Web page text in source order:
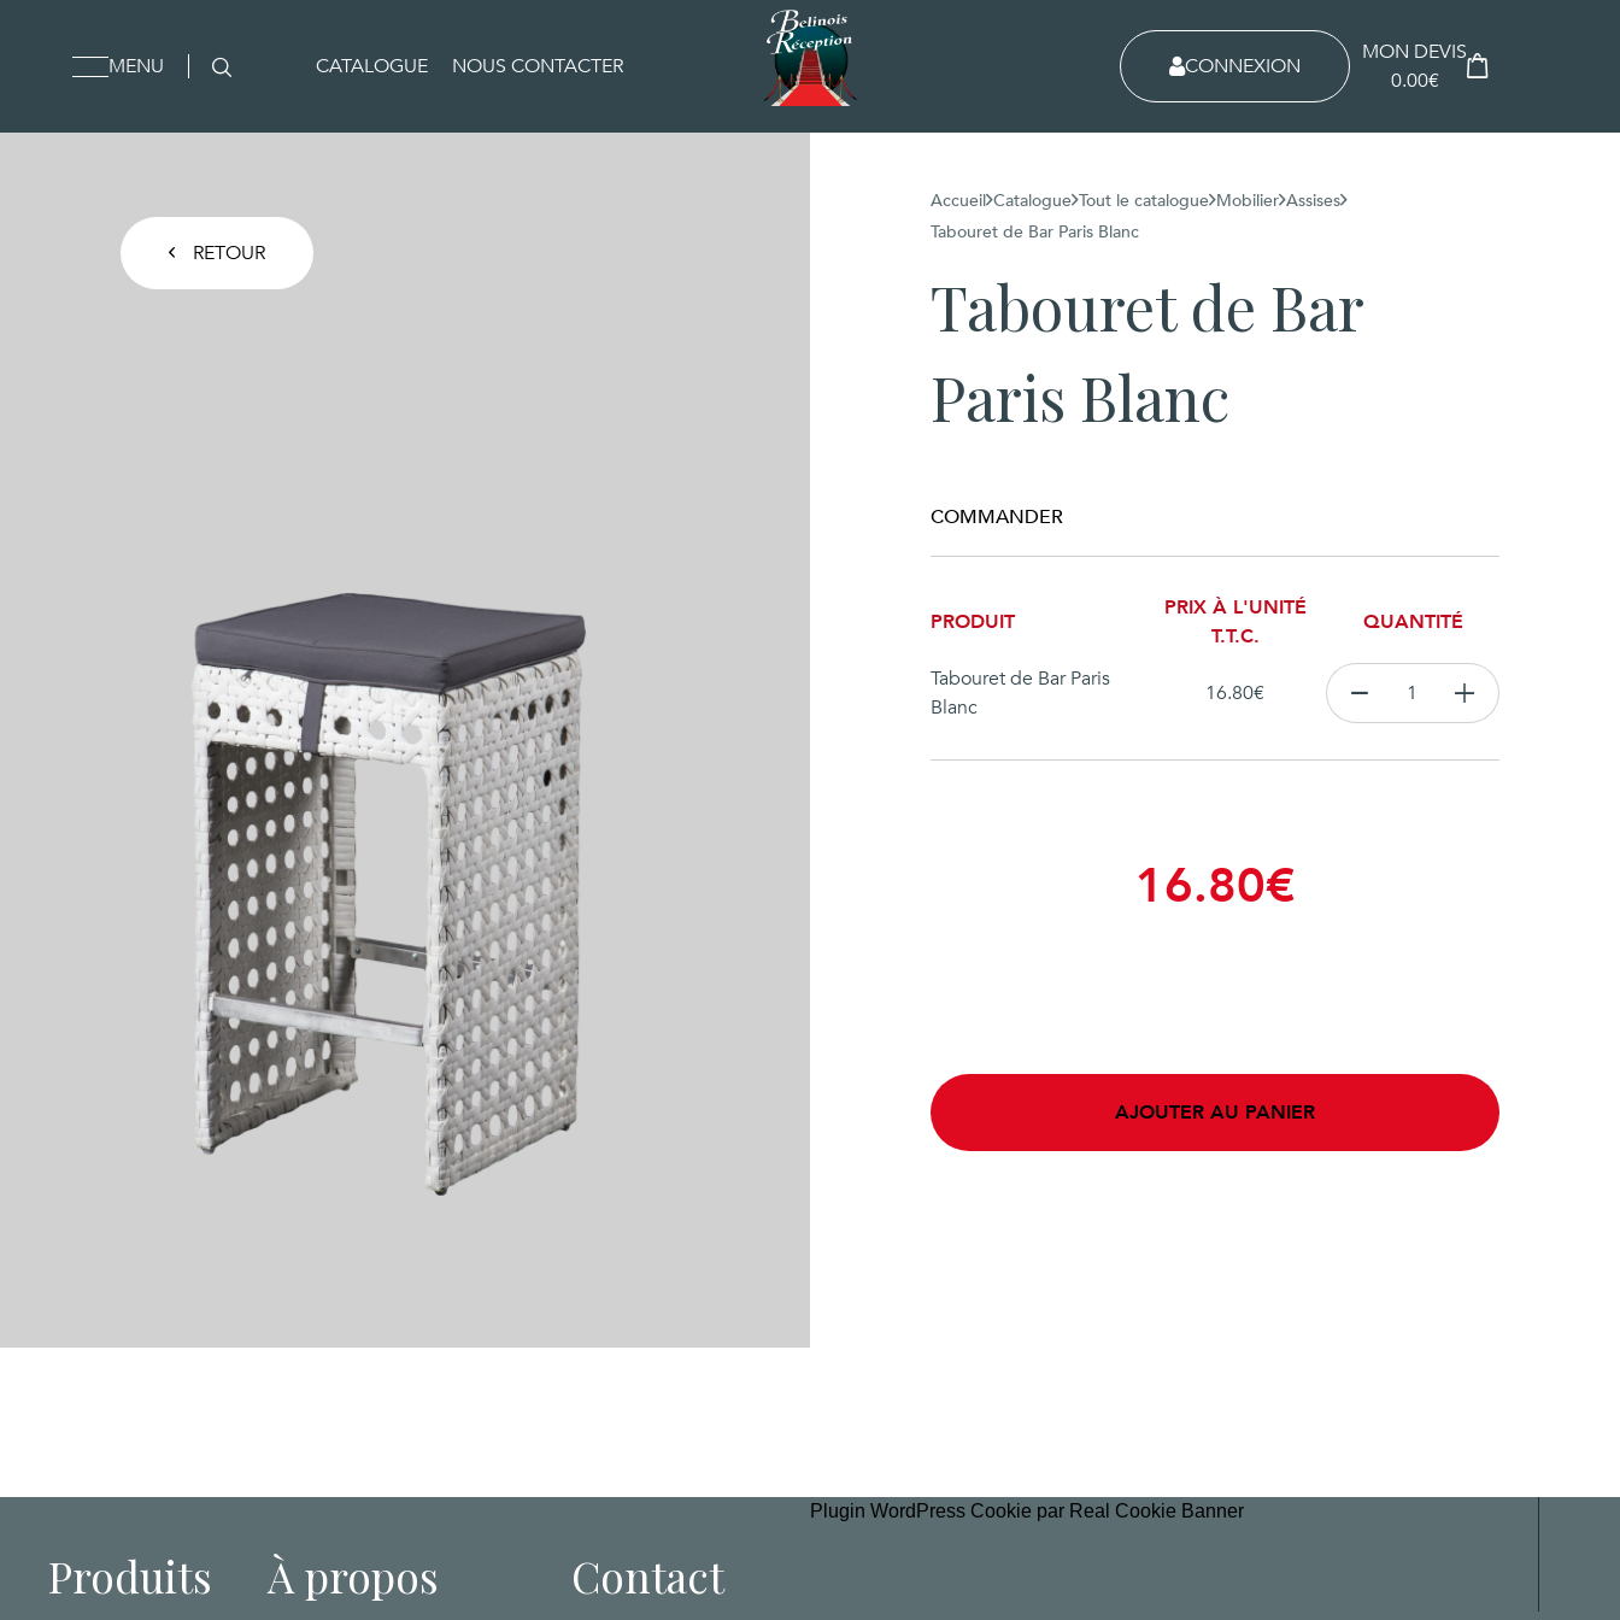
MENU CATALOGUE NOUS CONTACTER CONNEXION
MON DEVIS
0.00€
Accueil Catalogue Tout le catalogue Mobilier Assises
Tabouret de Bar Paris Blanc
Tabouret de Bar
Paris Blanc
COMMANDER
PRODUIT
PRIX À L'UNITÉ
T.T.C.
QUANTITÉ
Tabouret de Bar Paris
Blanc
16.80€
16.80€
AJOUTER AU PANIER
RETOUR
Plugin WordPress Cookie par Real Cookie Banner
Produits À propos Contact